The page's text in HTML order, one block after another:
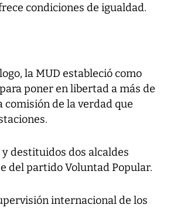
condiciones de igualdad.
la MUD estableció como
poner en libertad a más de
de la verdad que
destituidos dos alcaldes
del partido Voluntad Popular.
internacional de los